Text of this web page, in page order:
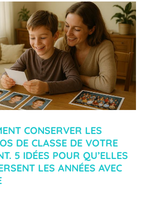
CONSERVER LES
DE CLASSE DE VOTRE
5 IDÉES POUR QU’ELLES
LES ANNÉES AVEC